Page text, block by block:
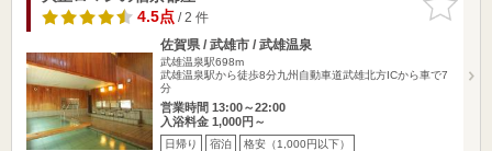
りに追加
4.5点/ 2 件
佐賀県 / 武雄市 / 武雄温泉
武雄温泉駅698m
武雄温泉駅から徒歩8分九州自動車道武雄北方ICから車で7
分
営業時間 13:00～22:00
入浴料金 1,000円～
日帰り 宿泊 格安（1,000円以下）